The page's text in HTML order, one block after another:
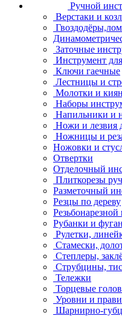
Ручной
Верстаки и
Заточные
Инструмент
Ключи гаечные
Лестницы и
Молотки и
Наборы
Напильники и
Ножи и лезвия
Ножницы и
Ножовки и
Отвертки
Отделочный
Плиткорезы
Разметочный
Резцы по дереву
Рубанки и
Рулетки,
Стамески,
Степлеры,
Струбцины,
Тележки
Торцевые
Уровни и
Шарнирно-